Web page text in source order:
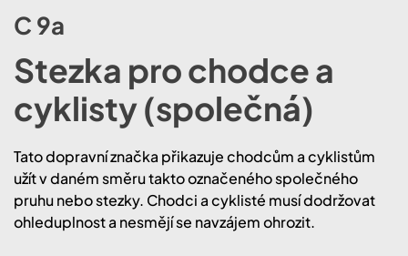
C 9a
Stezka pro chodce a
cyklisty (společná)
Tato dopravní značka přikazuje chodcům a cyklistům
užít v daném směru takto označeného společného
pruhu nebo stezky. Chodci a cyklisté musí dodržovat
ohleduplnost a nesmějí se navzájem ohrozit.​​